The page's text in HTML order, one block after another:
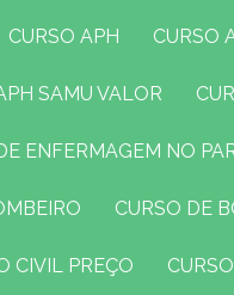
CURSO APH
SAMU VALOR
ENFERMAGEM NO
CURSO DE
CIVIL PREÇO